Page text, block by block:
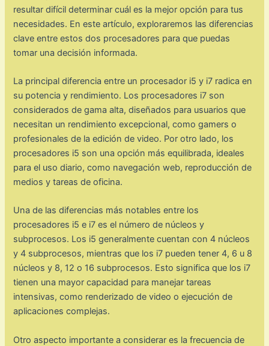
resultar difícil determinar cuál es la mejor opción para tus
necesidades. En este artículo, exploraremos las diferencias
clave entre estos dos procesadores para que puedas
tomar una decisión informada.
La principal diferencia entre un procesador i5 y i7 radica en
su potencia y rendimiento. Los procesadores i7 son
considerados de gama alta, diseñados para usuarios que
necesitan un rendimiento excepcional, como gamers o
profesionales de la edición de video. Por otro lado, los
procesadores i5 son una opción más equilibrada, ideales
para el uso diario, como navegación web, reproducción de
medios y tareas de oficina.
Una de las diferencias más notables entre los
procesadores i5 e i7 es el número de núcleos y
subprocesos. Los i5 generalmente cuentan con 4 núcleos
y 4 subprocesos, mientras que los i7 pueden tener 4, 6 u 8
núcleos y 8, 12 o 16 subprocesos. Esto significa que los i7
tienen una mayor capacidad para manejar tareas
intensivas, como renderizado de video o ejecución de
aplicaciones complejas.
Otro aspecto importante a considerar es la frecuencia de